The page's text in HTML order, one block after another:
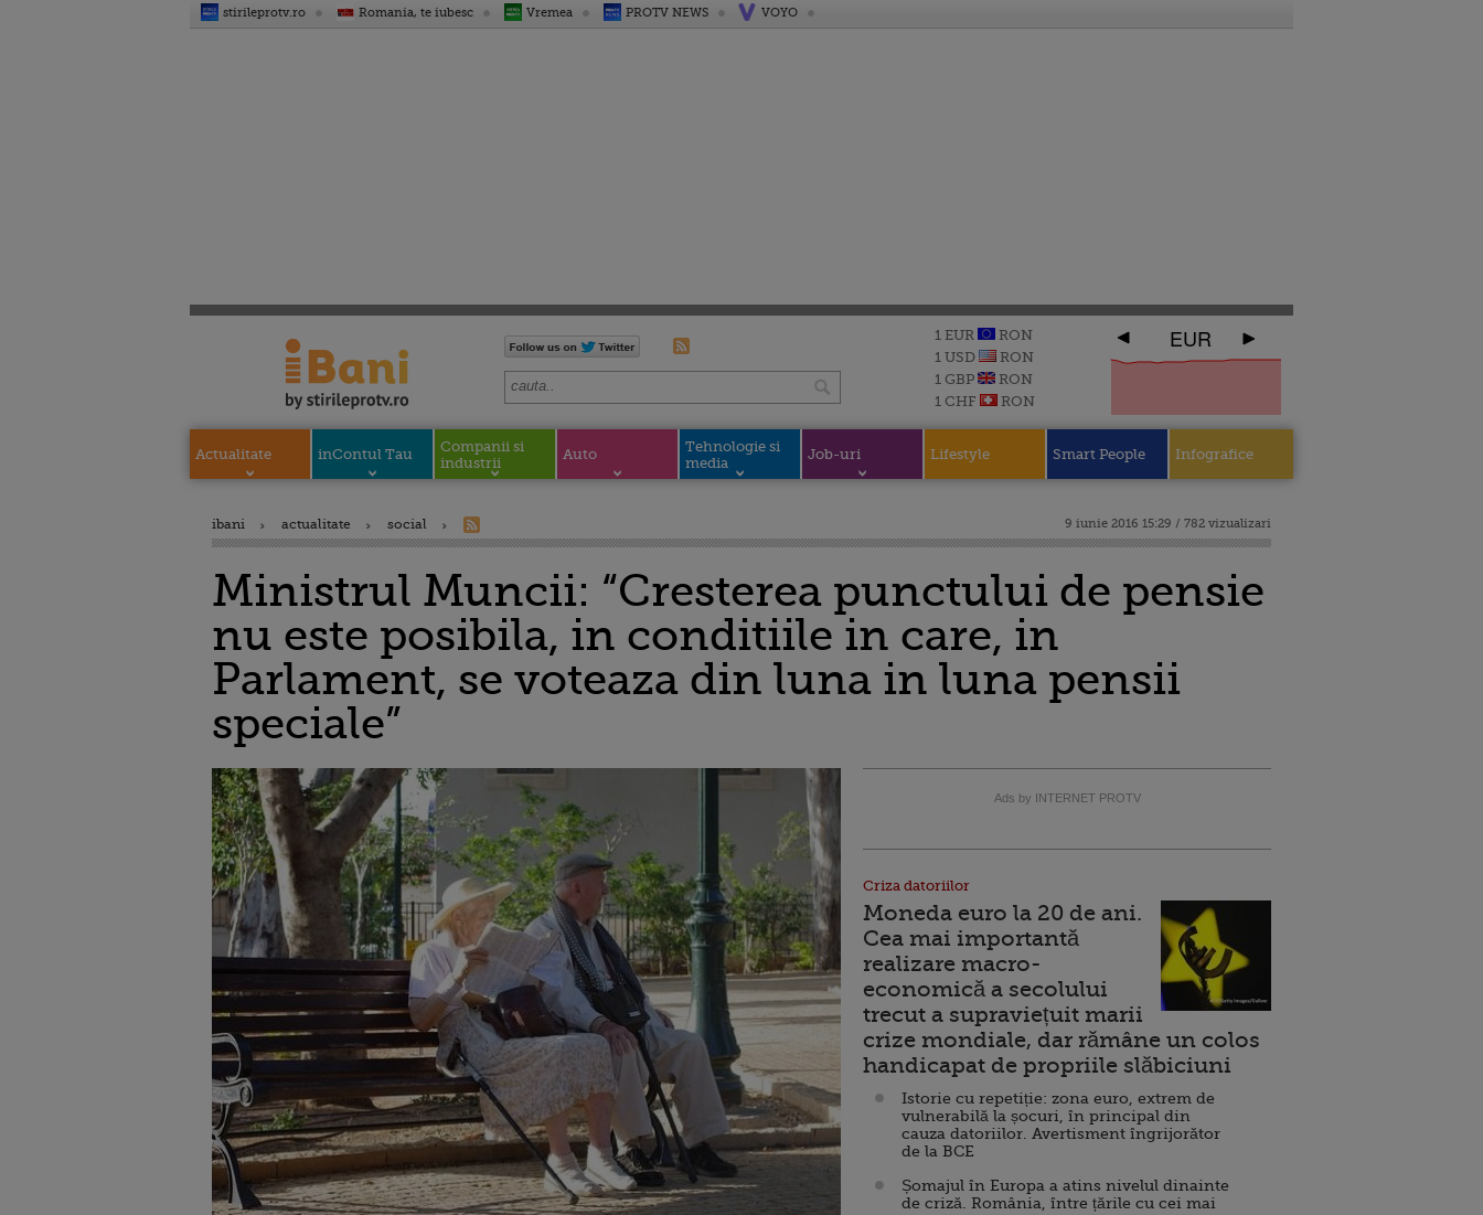
stirileprotv.ro Romania, te iubesc Vremea PROTV NEWS VOYO
1 EUR
RON
1 USD
RON
1 GBP
RON
1 CHF
RON
EUR
Actualitate inContul Tau
Companii si
industrii
Auto
Tehnologie si
media
Job-uri Lifestyle Smart People Infografice
ibani actualitate social 9 iunie 2016 15:29 / 782 vizualizari
Ministrul Muncii: “Cresterea punctului de pensie
nu este posibila, in conditiile in care, in
Parlament, se voteaza din luna in luna pensii
speciale”
Ads by INTERNET PROTV
Criza datoriilor
Moneda euro la 20 de ani.
Cea mai importantă
realizare macro-
economică a secolului
trecut a supraviețuit marii
crize mondiale, dar rămâne un colos
handicapat de propriile slăbiciuni
Istorie cu repetiție: zona euro, extrem de
vulnerabilă la șocuri, în principal din
cauza datoriilor. Avertisment îngrijorător
de la BCE
Șomajul în Europa a atins nivelul dinainte
de criză. România, între țările cu cei mai